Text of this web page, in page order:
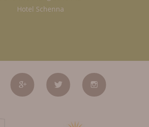
Hotel Schenna